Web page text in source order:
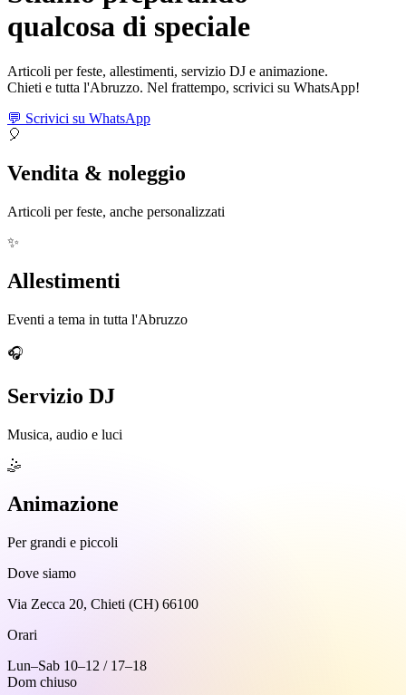
qualcosa di speciale
Articoli per feste, allestimenti, servizio DJ e animazione.
Chieti e tutta l'Abruzzo. Nel frattempo, scrivici su WhatsApp!
💬 Scrivici su WhatsApp
🎈
Vendita & noleggio
Articoli per feste, anche personalizzati
✨
Allestimenti
Eventi a tema in tutta l'Abruzzo
🎧
Servizio DJ
Musica, audio e luci
🤹
Animazione
Per grandi e piccoli
Dove siamo
Via Zecca 20, Chieti (CH) 66100
Orari
Lun–Sab 10–12 / 17–18
Dom chiuso